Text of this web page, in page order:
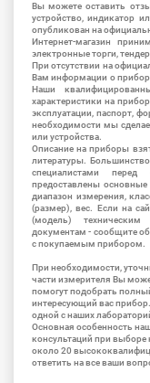
Вы можете оставить
устройство, индикатор
опубликован на
Интернет-магазин
электронные торги,
При отсутствии на
Вам информации о
Наши
характеристики на
эксплуатации, паспорт,
необходимости мы
или устройства.
Описание на приборы
литературы.
специалистами
предоставлены
диапазон измерения,
(размер), вес. Если на
(модель) техническим
документам - сообщите
с покупаемым прибором.
При необходимости,
части измерителя Вы
помогут подобрать
интересующий вас
одной с наших
Основная особенность
консультаций при выборе
около 20
ответить на все ваши